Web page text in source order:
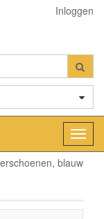
Inloggen
blauw